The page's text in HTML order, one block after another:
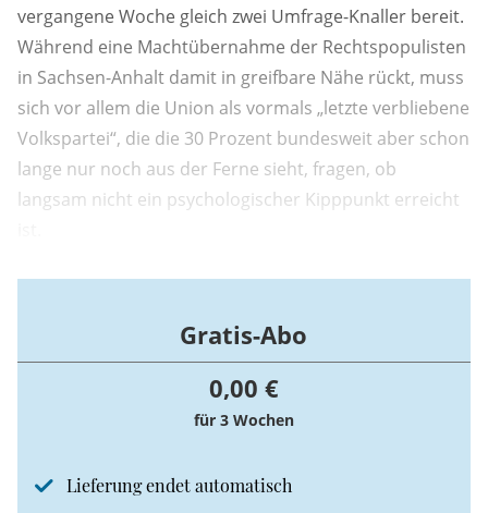
vergangene Woche gleich zwei Umfrage-Knaller bereit.
Während eine Machtübernahme der Rechtspopulisten
in Sachsen-Anhalt damit in greifbare Nähe rückt, muss
sich vor allem die Union als vormals „letzte verbliebene
Volkspartei“, die die 30 Prozent bundesweit aber schon
lange nur noch aus der Ferne sieht, fragen, ob
langsam nicht ein psychologischer Kipppunkt erreicht
Gratis-Abo
0,00 €
für 3 Wochen
Lieferung endet automatisch